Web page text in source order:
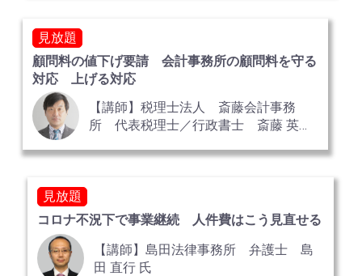
見放題
顧問料の値下げ要請 会計事務所の顧問料を守る
対応 上げる対応
【講師】税理士法人 斎藤会計事務
所 代表税理士／行政書士 斎藤 英一
見放題
コロナ不況下で事業継続 人件費はこう見直せる
【講師】島田法律事務所 弁護士 島
田 直行 氏